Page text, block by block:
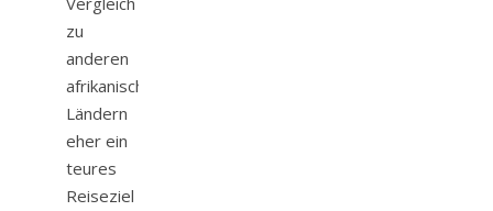
zu
anderen
afrikanischen
Ländern
eher ein
teures
Reiseziel